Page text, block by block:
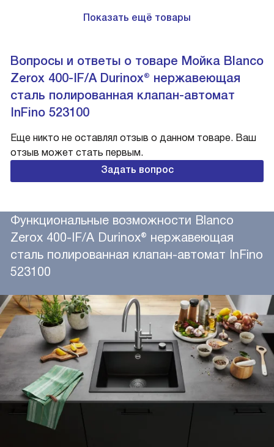
Показать ещё товары
Вопросы и ответы о товаре Мойка Blanco
Zerox 400-IF/A Durinox® нержавеющая
сталь полированная клапан-автомат
InFino 523100
Еще никто не оставлял отзыв о данном товаре. Ваш
отзыв может стать первым.
Задать вопрос
Функциональные возможности Blanco
Zerox 400-IF/A Durinox® нержавеющая
сталь полированная клапан-автомат InFino
523100